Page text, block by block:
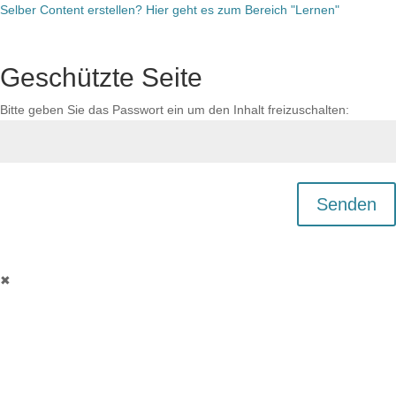
Selber Content erstellen? Hier geht es zum Bereich "Lernen"
Geschützte Seite
Bitte geben Sie das Passwort ein um den Inhalt freizuschalten:
Senden
✖︎